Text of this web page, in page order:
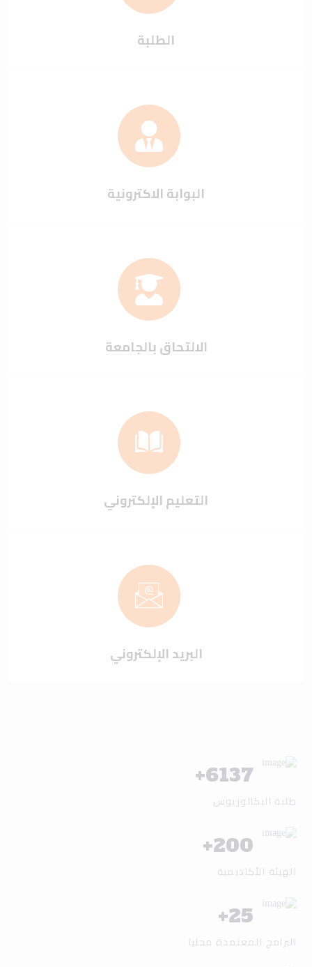
الطلبة
البوابة الاكترونية
الالتحاق بالجامعة
التعليم الإلكتروني
البريد الإلكتروني
6137
+
طلبة البكالوريوس
200
+
الهيئة الأكاديمية
25
+
البرامج المعتمدة محليا